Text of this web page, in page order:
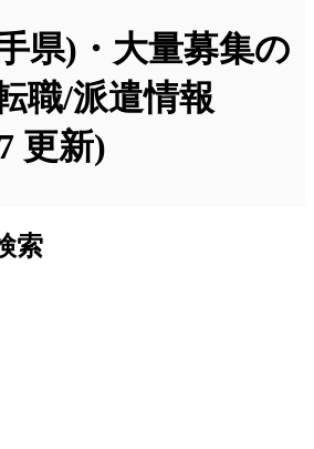
県)・大量募集の
職/派遣情報
更新)
索